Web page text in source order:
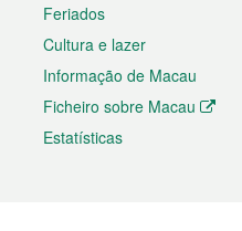
Feriados
Cultura e lazer
Informação de Macau
Ficheiro sobre Macau
Estatísticas